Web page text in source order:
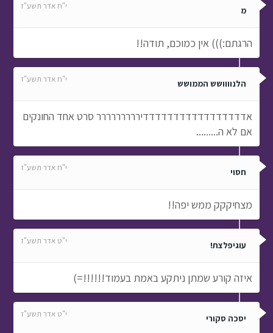
מ י"ח אדר תשע"ז
הרגתם:))) אין כמוכם, תודה!!
הלנוווושש הממושש י"ח אדר תשע"ז
אדדדדדדדדדדדדדדדדדיררררררררר סרט אחד החונקים
אם לא ה.........
חסוי י"ח אדר תשע"ז
מצחיקקק ממש יפה!!
עוגיפלצת! י"ט אדר תשע"ז
איזה קורע שמתן ניתקע באמת בעמוד!!!!!!=)
יסכה סקורי י"ט אדר תשע"ז